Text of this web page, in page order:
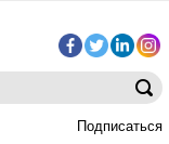
Подписаться